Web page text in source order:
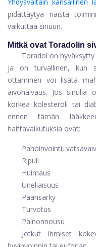
pidättäytyä näistä
vaikuttaa sinuun.
Mitkä ovat Toradolin
Toradol on hyväksytty
ja on turvallinen, kun
ottaminen voi lisätä
aivohalvaus. Jos sinulla
korkea kolesteroli tai
ennen tämän
haittavaikutuksia ovat:
Pahoinvointi,
Ripuli
Huimaus
Uneliaisuus
Päänsärky
Turvotus
Painonnousu
Jotkut ihmiset